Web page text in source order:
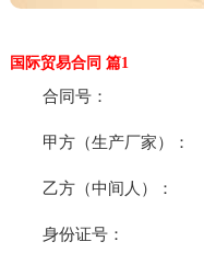
国际贸易合同 篇1
合同号：
甲方（生产厂家）：
乙方（中间人）：
身份证号：